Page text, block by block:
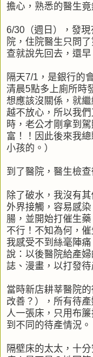
擔心，熟悉的醫生竟
6/30（週日），發
院，住院醫生只問
查就說先回去，還早
隔天7/1，是銀行的
清晨5點多上廁所時
想應該沒關係，就
越不放心，所以我
時，老公才剛拿到
富！！因此後來我
小孩的。）
到了醫院，醫生檢查
除了破水，我沒有
外界接觸，容易感
腸，並開始打催生
不行！不知為何，
我感受不到絲毫陣
說：以後醫院給產
誌、漫畫，以打發待
當時新店耕莘醫院
改善？），所有待
人一張床，只用布
到不同的待產情況
隔壁床的太太，十